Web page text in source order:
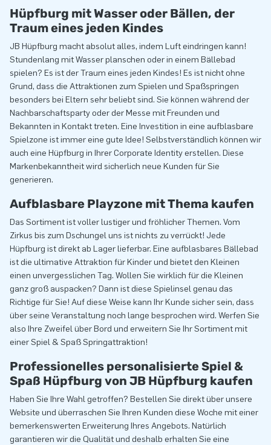
Hüpfburg mit Wasser oder Bällen, der
Traum eines jeden Kindes
JB Hüpfburg macht absolut alles, indem Luft eindringen kann!
Stundenlang mit Wasser planschen oder in einem Bällebad
spielen? Es ist der Traum eines jeden Kindes! Es ist nicht ohne
Grund, dass die Attraktionen zum Spielen und Spaßspringen
besonders bei Eltern sehr beliebt sind. Sie können während der
Nachbarschaftsparty oder der Messe mit Freunden und
Bekannten in Kontakt treten. Eine Investition in eine aufblasbare
Spielzone ist immer eine gute Idee! Selbstverständlich können wir
auch eine Hüpfburg in Ihrer Corporate Identity erstellen. Diese
Markenbekanntheit wird sicherlich neue Kunden für Sie
generieren.
Aufblasbare Playzone mit Thema kaufen
Das Sortiment ist voller lustiger und fröhlicher Themen. Vom
Zirkus bis zum Dschungel uns ist nichts zu verrückt! Jede
Hüpfburg ist direkt ab Lager lieferbar. Eine aufblasbares Bällebad
ist die ultimative Attraktion für Kinder und bietet den Kleinen
einen unvergesslichen Tag. Wollen Sie wirklich für die Kleinen
ganz groß auspacken? Dann ist diese Spielinsel genau das
Richtige für Sie! Auf diese Weise kann Ihr Kunde sicher sein, dass
über seine Veranstaltung noch lange besprochen wird. Werfen Sie
also Ihre Zweifel über Bord und erweitern Sie Ihr Sortiment mit
einer Spiel & Spaß Springattraktion!
Professionelles personalisierte Spiel &
Spaß Hüpfburg von JB Hüpfburg kaufen
Haben Sie Ihre Wahl getroffen? Bestellen Sie direkt über unsere
Website und überraschen Sie Ihren Kunden diese Woche mit einer
bemerkenswerten Erweiterung Ihres Angebots. Natürlich
garantieren wir die Qualität und deshalb erhalten Sie eine